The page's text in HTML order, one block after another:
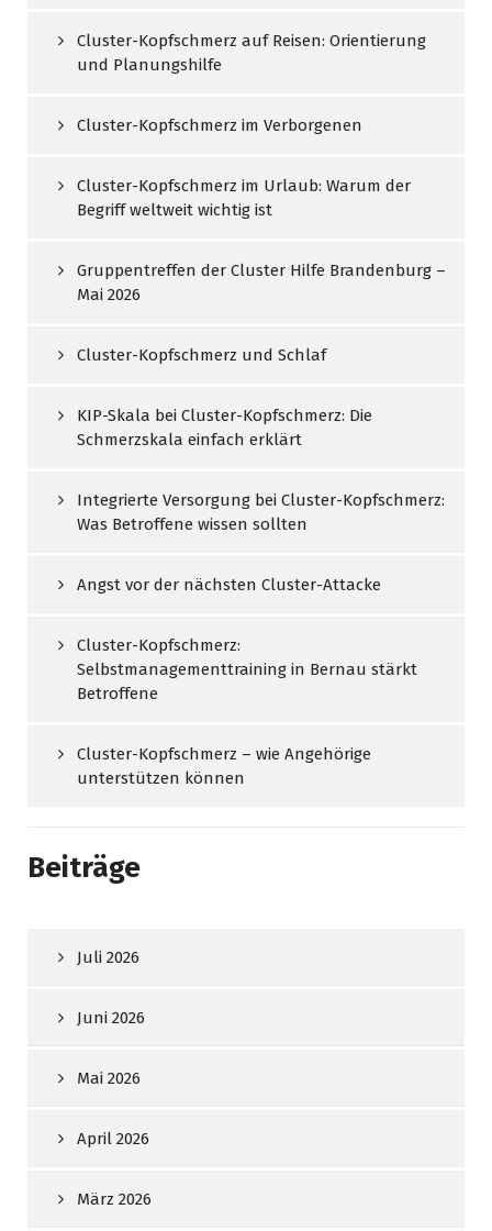
Cluster-Kopfschmerz auf Reisen: Orientierung
und Planungshilfe
Cluster-Kopfschmerz im Verborgenen
Cluster-Kopfschmerz im Urlaub: Warum der
Begriff weltweit wichtig ist
Gruppentreffen der Cluster Hilfe Brandenburg –
Mai 2026
Cluster-Kopfschmerz und Schlaf
KIP-Skala bei Cluster-Kopfschmerz: Die
Schmerzskala einfach erklärt
Integrierte Versorgung bei Cluster-Kopfschmerz:
Was Betroffene wissen sollten
Angst vor der nächsten Cluster-Attacke
Cluster-Kopfschmerz:
Selbstmanagementtraining in Bernau stärkt
Betroffene
Cluster-Kopfschmerz – wie Angehörige
unterstützen können
Beiträge
Juli 2026
Juni 2026
Mai 2026
April 2026
März 2026